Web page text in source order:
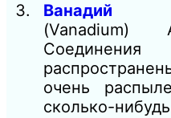
Ванадий
очень
сколько-